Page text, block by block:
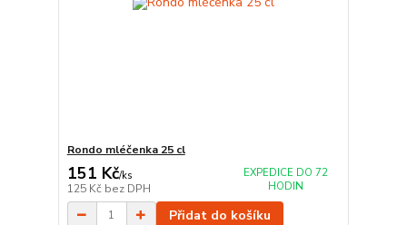
Rondo mléčenka 25 cl
151 Kč/ks
125 Kč bez DPH
EXPEDICE DO 72
HODIN
Přidat do košíku